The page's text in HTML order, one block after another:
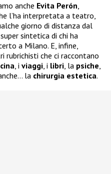
anche Evita Perón,
l’ha interpretata a teatro,
giorno di distanza dal
sintetica di chi ha
a Milano. E, infine,
rubrichisti che ci raccontano
, i viaggi, i libri, la psiche,
la chirurgia estetica.